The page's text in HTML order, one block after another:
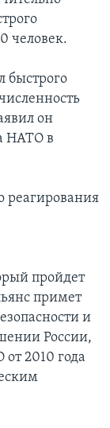
человек.
быстрого
он
НАТО в
реагирования
пройдет
примет
и
России,
2010 года